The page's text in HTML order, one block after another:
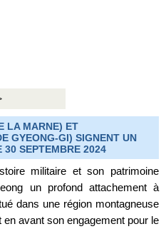
LA MARNE) ET
GYEONG-GI) SIGNENT UN
30 SEPTEMBRE 2024
militaire et son patrimoine
un profond attachement à
dans une région montagneuse
avant son engagement pour le